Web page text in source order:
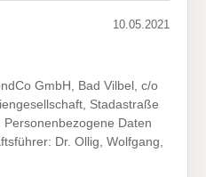
10.05.2021
GmbH, Bad Vilbel, c/o
Stadastraße
Personenbezogene Daten
Dr. Ollig, Wolfgang,